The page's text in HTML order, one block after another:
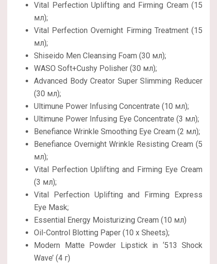
Vital Perfection Uplifting and Firming Cream (15
мл);
Vital Perfection Overnight Firming Treatment (15
мл);
Shiseido Men Cleansing Foam (30 мл);
WASO Soft+Cushy Polisher (30 мл);
Advanced Body Creator Super Slimming Reducer
(30 мл);
Ultimune Power Infusing Concentrate (10 мл);
Ultimune Power Infusing Eye Concentrate (3 мл);
Benefiance Wrinkle Smoothing Eye Cream (2 мл);
Benefiance Overnight Wrinkle Resisting Cream (5
мл);
Vital Perfection Uplifting and Firming Eye Cream
(3 мл);
Vital Perfection Uplifting and Firming Express
Eye Mask;
Essential Energy Moisturizing Cream (10 мл)
Oil-Control Blotting Paper (10 x Sheets);
Modern Matte Powder Lipstick in ‘513 Shock
Wave’ (4 г)